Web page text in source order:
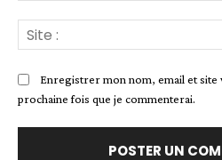
Enregistrer mon nom, email et site
prochaine fois que je commenterai.